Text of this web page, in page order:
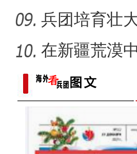
兵团培育壮
能
在新疆荒漠